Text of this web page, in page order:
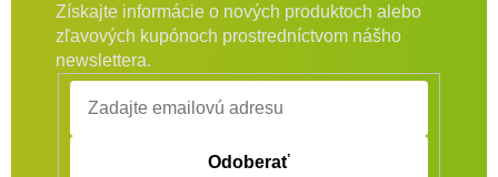
Získajte informácie o nových produktoch alebo
zľavových kupónoch prostredníctvom nášho
newslettera.
Odoberať